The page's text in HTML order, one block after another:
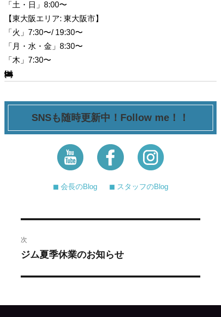
「土・日」8:00〜
【東大阪エリア: 東大阪市】
「火」7:30〜/ 19:30〜
「月・水・金」8:30〜
「木」7:30〜
[ssba-buttons]
SNSも随時更新中！Follow me！！
◼︎ 会長のBlog ◼︎ スタッフのBlog
稿
ナ
次
次
ジム夏季休業のお知らせ